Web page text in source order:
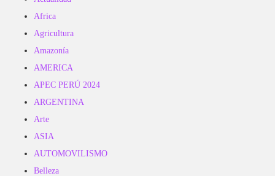
Africa
Agricultura
Amazonía
AMERICA
APEC PERÚ 2024
ARGENTINA
Arte
ASIA
AUTOMOVILISMO
Belleza